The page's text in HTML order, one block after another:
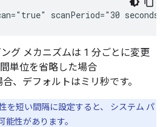
scanPeriod="30
グ メカニズムは 1 分ごとに変更
単位を省略した場合
、デフォルトはミリ秒です。
を短い間隔に設定すると、 システム パ
能性があります。